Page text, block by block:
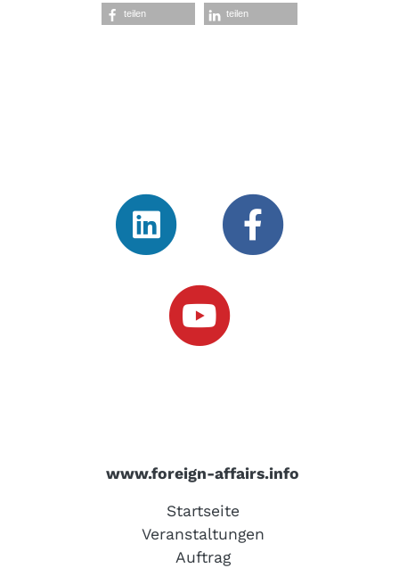
teilen teilen
www.foreign-affairs.info
Startseite
Veranstaltungen
Auftrag